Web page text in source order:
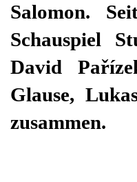
Salomon.
Schauspiel
David
Glause,
zusammen.